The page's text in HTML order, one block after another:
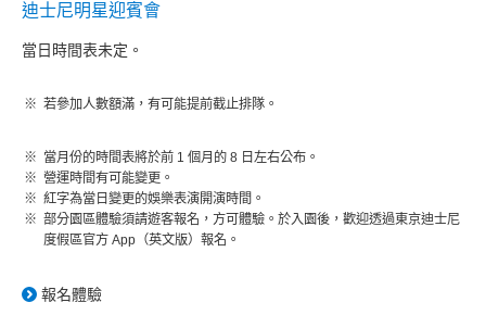
迪士尼明星迎賓會
當日時間表未定。
若參加人數額滿，有可能提前截止排隊。
當月份的時間表將於前 1 個月的 8 日左右公布。
營運時間有可能變更。
紅字為當日變更的娛樂表演開演時間。
部分園區體驗須請遊客報名，方可體驗。於入園後，歡迎透過東京迪士尼
度假區官方 App（英文版）報名。
報名體驗